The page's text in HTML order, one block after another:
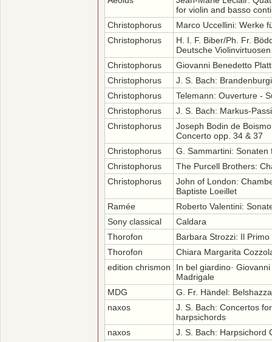
for violin and basso
Christophorus
Marco Uccellini: Werke
Christophorus
H. I. F. Biber/Ph. Fr.
Deutsche
Christophorus
Giovanni Benedetto
Christophorus
J. S. Bach:
Christophorus
Telemann: Ouverture -
Christophorus
J. S. Bach: Markus-
Christophorus
Joseph Bodin de
Concerto opp. 34 & 37
Christophorus
G. Sammartini: Sonaten
Christophorus
The Purcell Brothers:
Christophorus
John of London:
Baptiste Loeillet
Ramée
Roberto Valentini:
Sony classical
Caldara
Thorofon
Barbara Strozzi: Il
Thorofon
Chiara Margarita
edition chrismon
In bel giardino·
Madrigale
MDG
G. Fr. Händel:
naxos
J. S. Bach: Concertos
harpsichords
naxos
J. S. Bach: Harpsichord